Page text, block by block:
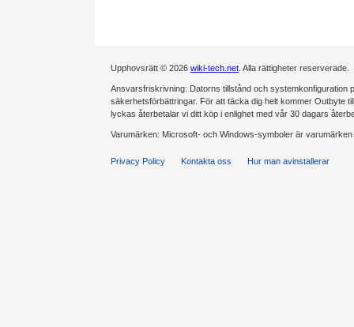
Upphovsrätt © 2026 wiki-tech.net . Alla rättigheter reserverade.
Ansvarsfriskrivning: Datorns tillstånd och systemkonfiguration
säkerhetsförbättringar. För att täcka dig helt kommer Outbyte
lyckas återbetalar vi ditt köp i enlighet med vår 30 dagars
Varumärken: Microsoft- och Windows-symboler är
Privacy Policy Kontakta oss Hur man avinstallerar